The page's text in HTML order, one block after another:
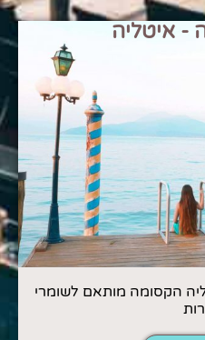
- איטליה
הקסומה מותאם לשומרי